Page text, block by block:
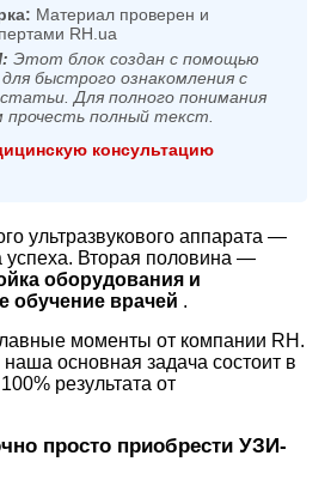
Материал проверен и
RH.ua
Этот блок создан с помощью
быстрого ознакомления с
Для полного понимания
полный текст.
консультацию
ультразвукового аппарата —
успеха. Вторая половина —
оборудования и
обучение врачей .
моменты от компании RH.
основная задача состоит в
результата от
просто приобрести УЗИ-